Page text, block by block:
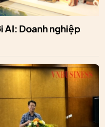
AI: Doanh nghiệp